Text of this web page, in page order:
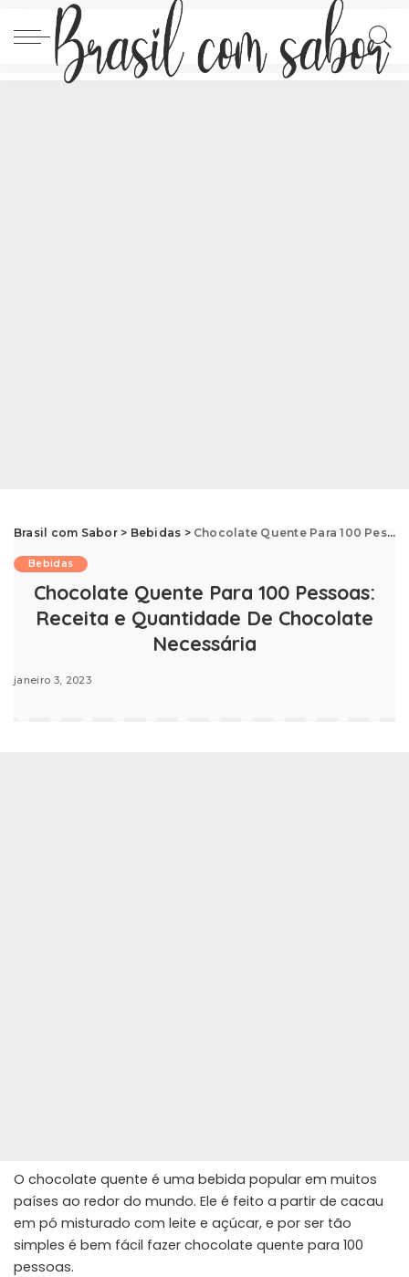
Brasil com Sabor> Bebidas > Chocolate Quente Para 100 Pessoas: Receita e Quantidade De Chocolate Necessária
Bebidas
Chocolate Quente Para 100 Pessoas:
Receita e Quantidade De Chocolate
Necessária
janeiro 3, 2023
O chocolate quente é uma bebida popular em muitos
países ao redor do mundo. Ele é feito a partir de cacau
em pó misturado com leite e açúcar, e por ser tão
simples é bem fácil fazer chocolate quente para 100
pessoas.